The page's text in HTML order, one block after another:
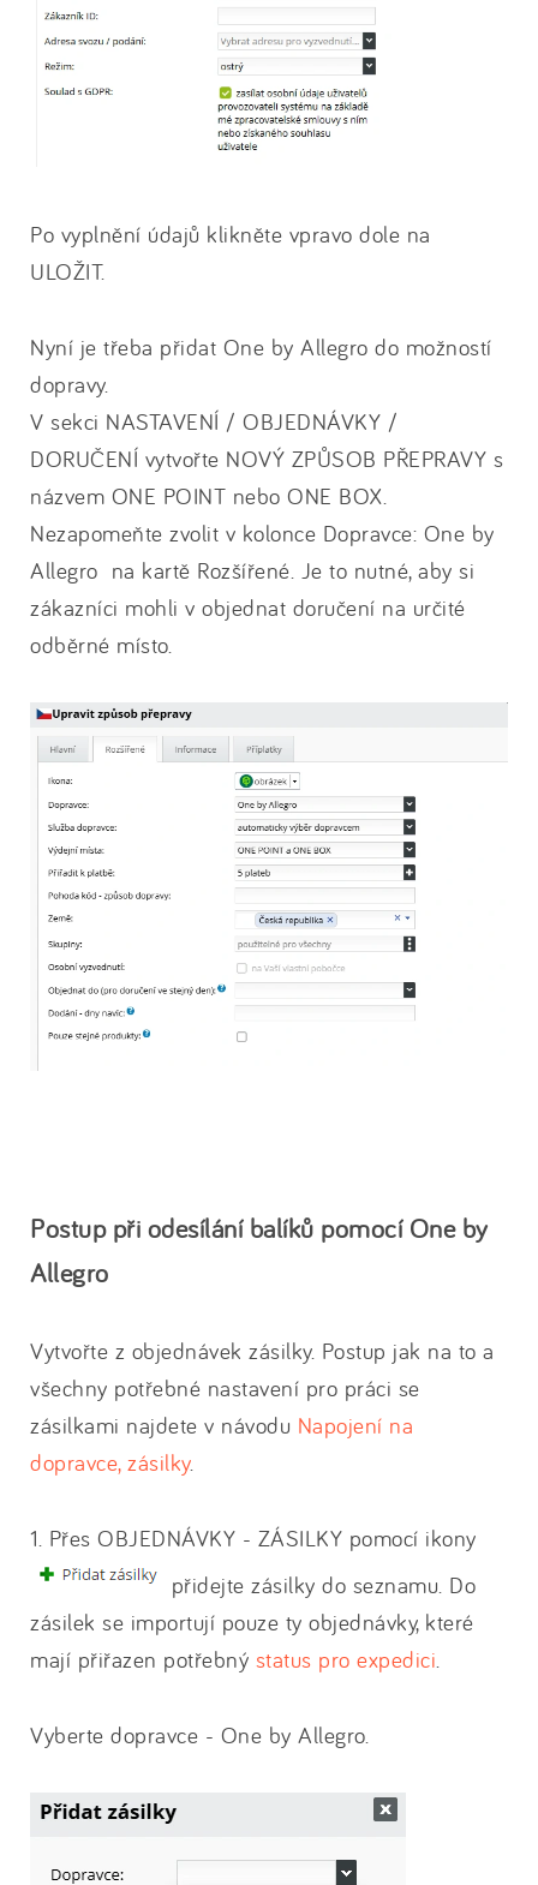
Po vyplnění údajů klikněte vpravo dole na
ULOŽIT.
Nyní je třeba přidat One by Allegro do možností
dopravy.
V sekci NASTAVENÍ / OBJEDNÁVKY /
DORUČENÍ vytvořte NOVÝ ZPŮSOB PŘEPRAVY s
názvem ONE POINT nebo ONE BOX.
Nezapomeňte zvolit v kolonce Dopravce: One by
Allegro na kartě Rozšířené. Je to nutné, aby si
zákazníci mohli v objednat doručení na určité
odběrné místo.
Postup při odesílání balíků pomocí One by
Allegro
Vytvořte z objednávek zásilky. Postup jak na to a
všechny potřebné nastavení pro práci se
zásilkami najdete v návodu Napojení na
dopravce, zásilky.
1. Přes OBJEDNÁVKY - ZÁSILKY pomocí ikony
přidejte zásilky do seznamu. Do
zásilek se importují pouze ty objednávky, které
mají přiřazen potřebný status pro expedici.
Vyberte dopravce - One by Allegro.